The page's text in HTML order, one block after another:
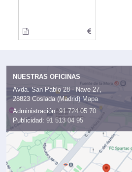
NUESTRAS OFICINAS
Avda. San Pablo 28 - Nave 27,
28823 Coslada (Madrid) Mapa
Administración: 91 724 05 70
Publicidad: 91 513 04 95